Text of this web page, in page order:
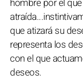
hombre por el
que atizará su
representa los
con el que
deseos.